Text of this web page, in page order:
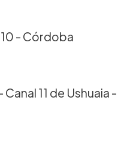
- Córdoba
11 de Ushuaia -